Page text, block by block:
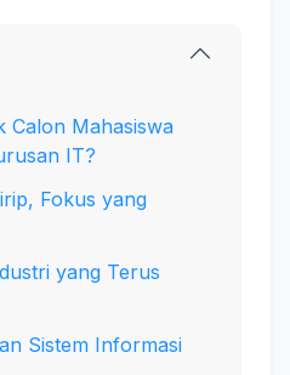
Calon Mahasiswa
IT?
Fokus yang
yang Terus
Sistem Informasi